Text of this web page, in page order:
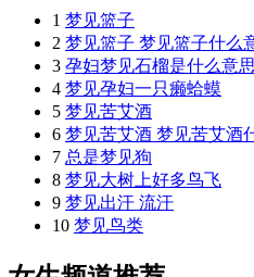
1 梦见篮子
2 梦见篮子 梦见篮子什么
3 孕妇梦见石榴是什么意思
4 梦见孕妇一只癞蛤蟆
5 梦见苦艾酒
6 梦见苦艾酒 梦见苦艾酒
7 总是梦见狗
8 梦见大树上好多鸟飞
9 梦见出汗 流汗
10 梦见鸟类